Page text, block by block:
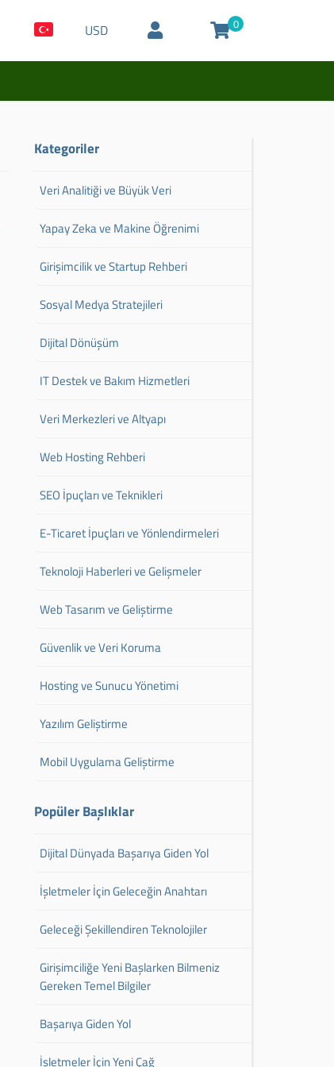
USD 0
Kategoriler
Veri Analitiği ve Büyük Veri
Yapay Zeka ve Makine Öğrenimi
Girişimcilik ve Startup Rehberi
Sosyal Medya Stratejileri
Dijital Dönüşüm
IT Destek ve Bakım Hizmetleri
Veri Merkezleri ve Altyapı
Web Hosting Rehberi
SEO İpuçları ve Teknikleri
E-Ticaret İpuçları ve Yönlendirmeleri
Teknoloji Haberleri ve Gelişmeler
Web Tasarım ve Geliştirme
Güvenlik ve Veri Koruma
Hosting ve Sunucu Yönetimi
Yazılım Geliştirme
Mobil Uygulama Geliştirme
Popüler Başlıklar
Dijital Dünyada Başarıya Giden Yol
İşletmeler İçin Geleceğin Anahtarı
Geleceği Şekillendiren Teknolojiler
Girişimciliğe Yeni Başlarken Bilmeniz
Gereken Temel Bilgiler
Başarıya Giden Yol
İşletmeler İçin Yeni Çağ